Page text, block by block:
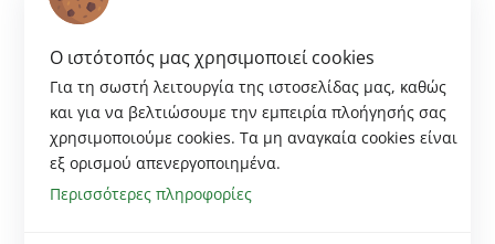
O ιστότοπός μας χρησιμοποιεί cookies
Για τη σωστή λειτουργία της ιστοσελίδας μας, καθώς
και για να βελτιώσουμε την εμπειρία πλοήγησής σας
χρησιμοποιούμε cookies. Tα μη αναγκαία cookies είναι
εξ ορισμού απενεργοποιημένα.
Περισσότερες πληροφορίες